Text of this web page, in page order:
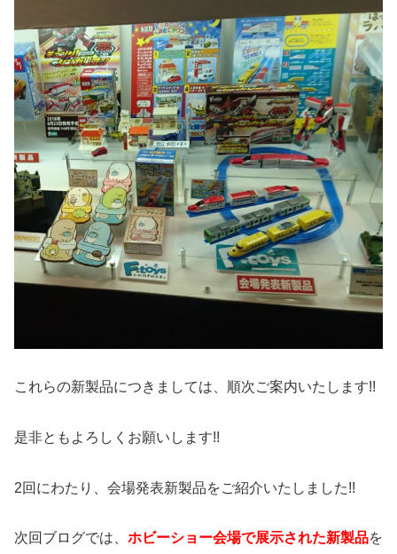
これらの新製品につきましては、順次ご案内いたします!!
是非ともよろしくお願いします!!
2回にわたり、会場発表新製品をご紹介いたしました!!
次回ブログでは、 ホビーショー会場で展示された新製品を